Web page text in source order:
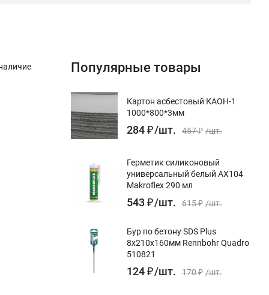
Популярные товары
Картон асбестовый КАОН-1
1000*800*3мм
284₽/шт. 457₽ /шт.
Герметик силиконовый
универсальный белый AX104
Makroflex 290 мл
543₽/шт. 615₽ /шт.
Бур по бетону SDS Plus
8x210х160мм Rennbohr Quadro
510821
124₽/шт. 170₽ /шт.